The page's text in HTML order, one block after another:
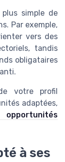
simple de
Par exemple,
vers des
tandis
obligataires
votre profil
adaptées,
à ses